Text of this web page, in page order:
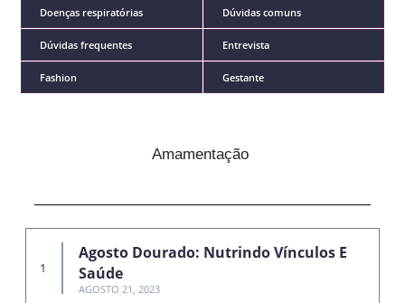
Doenças respiratórias Dúvidas comuns
Dúvidas frequentes Entrevista
Fashion Gestante
Amamentação
Agosto Dourado: Nutrindo Vínculos E
Saúde
AGOSTO 21, 2023